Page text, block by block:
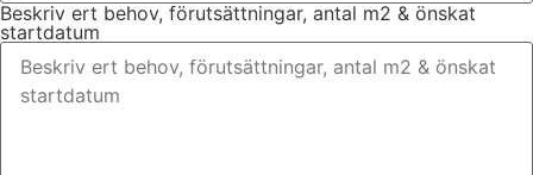
Beskriv ert behov, förutsättningar, antal m2 & önskat
startdatum